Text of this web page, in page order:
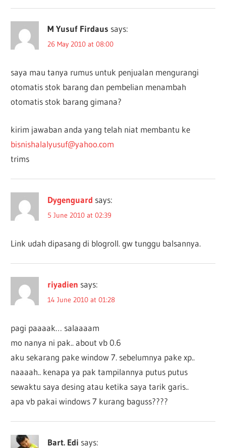
M Yusuf Firdaus says:
26 May 2010 at 08:00
saya mau tanya rumus untuk penjualan mengurangi
otomatis stok barang dan pembelian menambah
otomatis stok barang gimana?
kirim jawaban anda yang telah niat membantu ke
bisnishalalyusuf@yahoo.com
trims
Dygenguard says:
5 June 2010 at 02:39
Link udah dipasang di blogroll. gw tunggu balsannya.
riyadien says:
14 June 2010 at 01:28
pagi paaaak… salaaaam
mo nanya ni pak.. about vb 0.6
aku sekarang pake window 7. sebelumnya pake xp..
naaaah.. kenapa ya pak tampilannya putus putus
sewaktu saya desing atau ketika saya tarik garis..
apa vb pakai windows 7 kurang baguss????
Bart. Edi says: